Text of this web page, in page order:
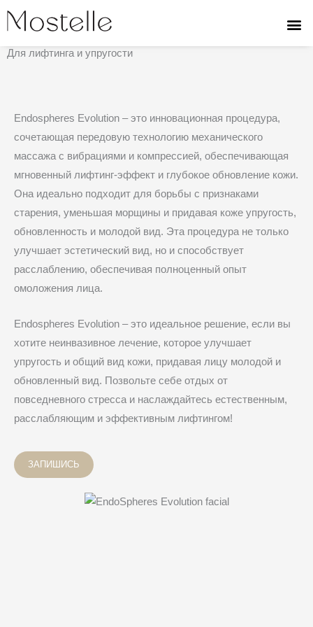
Перейти
содержимому
ENDOSPHERES EVOLUTION
Для лифтинга и упругости
Endospheres Evolution – это инновационная процедура,
сочетающая передовую технологию механического
массажа с вибрациями и компрессией, обеспечивающая
мгновенный лифтинг-эффект и глубокое обновление кожи.
Она идеально подходит для борьбы с признаками
старения, уменьшая морщины и придавая коже упругость,
обновленность и молодой вид. Эта процедура не только
улучшает эстетический вид, но и способствует
расслаблению, обеспечивая полноценный опыт
омоложения лица.
Endospheres Evolution – это идеальное решение, если вы
хотите неинвазивное лечение, которое улучшает
упругость и общий вид кожи, придавая лицу молодой и
обновленный вид. Позвольте себе отдых от
повседневного стресса и наслаждайтесь естественным,
расслабляющим и эффективным лифтингом!
ЗАПИШИСЬ